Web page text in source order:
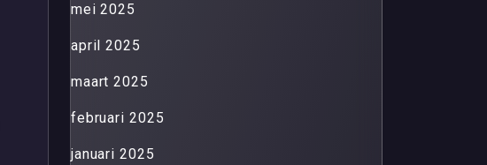
mei 2025
april 2025
maart 2025
februari 2025
januari 2025